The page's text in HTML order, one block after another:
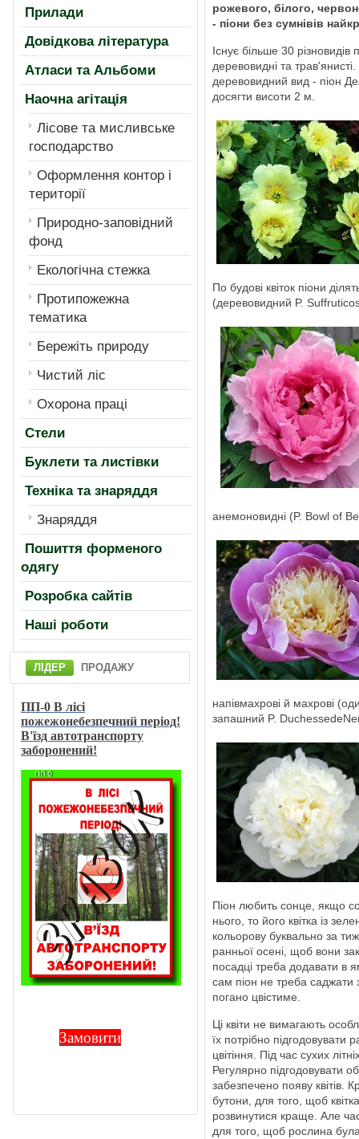
рожевого, білого,
- піони без сумнівів
Існує більше 30 різновидів
деревовидні та
деревовидний вид - піон
досягти висоти 2 м.
По будові квіток піони
(деревовидний P.
анемоновидні (P. Bowl of
напівмахрові й махрові
запашний P.
Піон любить сонце, якщо
нього, то його квітка із
кольорову буквально за
ранньої осені, щоб вони
посадці треба додавати в
сам піон не треба саджати
погано цвістиме.
Ці квіти не вимагають
їх потрібно підгодовувати
цвітіння. Під час сухих
Регулярно підгодовувати
забезпечено появу квітів.
бутони, для того, щоб
розвинутися краще. Але
для того, щоб рослина була
Прилади
Довідкова література
Атласи та Альбоми
Наочна агітація
Лiсове та мисливське
господарство
Оформлення контор і
території
Природно-заповідний
фонд
Екологiчна стежка
Протипожежна
тематика
Бережiть природу
Чистий лiс
Охорона працi
Стели
Буклети та листівки
Техніка та знаряддя
Знаряддя
Пошиття форменого
одягу
Розробка сайтів
Нашi роботи
ЛІДЕР ПРОДАЖУ
ПП-0 В лici
пожежонебезпечний перiод!
В'їзд автотранспорту
заборонений!
Замовити